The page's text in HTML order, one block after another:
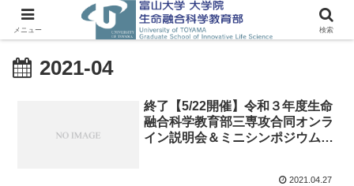
2021-04
終了【5/22開催】令和３年度生命
融合科学教育部三専攻合同オンラ
イン説明会＆ミニシンポジウム
2021.04.27
メニュー 検索